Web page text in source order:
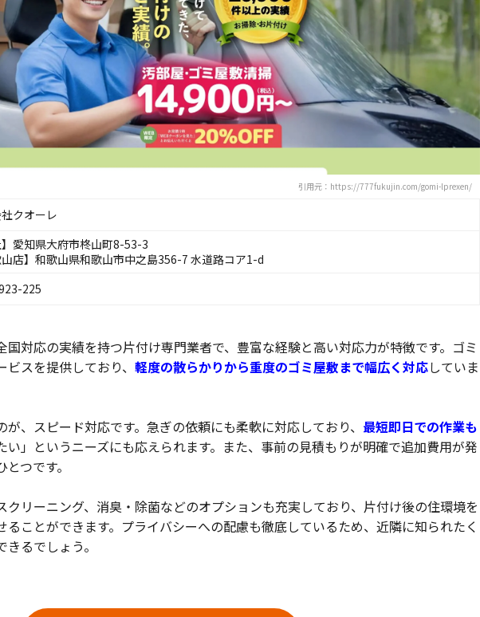
引用元：https://777fukujin.com/gomi-lprexen/
クオーレ
】愛知県大府市柊山町8-53-3
山店】和歌山県和歌山市中之島356-7 水道路コア1-d
225
国対応の実績を持つ片付け専門業者で、豊富な経験と高い対応力が特徴です。ゴミ
スを提供しており、 軽度の散らかりから重度のゴミ屋敷まで幅広く対応していま
、スピード対応です。急ぎの依頼にも柔軟に対応しており、 最短即日での作業も
い」というニーズにも応えられます。また、事前の見積もりが明確で追加費用が発
つです。
クリーニング、消臭・除菌などのオプションも充実しており、片付け後の住環境を
ことができます。プライバシーへの配慮も徹底しているため、近隣に知られたく
るでしょう。